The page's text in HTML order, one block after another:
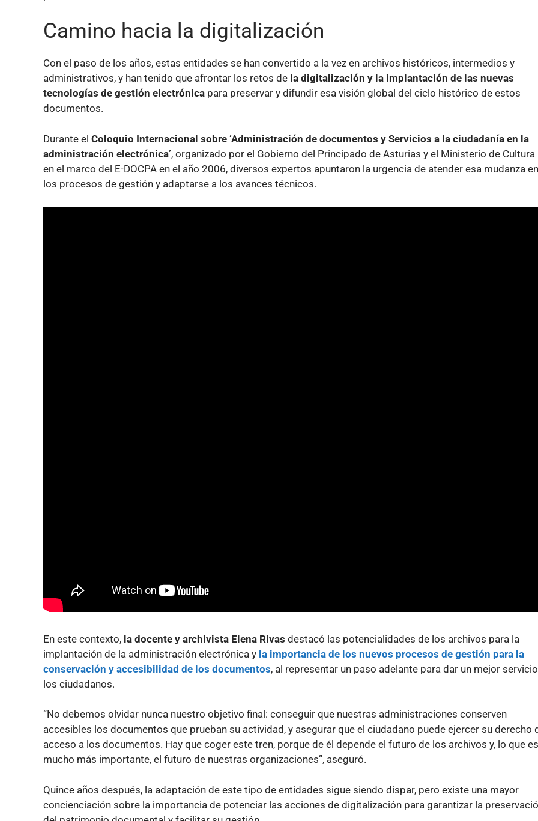
Camino hacia la digitalización
Con el paso de los años, estas entidades se han convertido a la vez en archivos históricos, intermedios y
administrativos, y han tenido que afrontar los retos de la digitalización y la implantación de las nuevas
tecnologías de gestión electrónica para preservar y difundir esa visión global del ciclo histórico de estos
documentos.
Durante el Coloquio Internacional sobre ‘Administración de documentos y Servicios a la ciudadanía en la
administración electrónica’, organizado por el Gobierno del Principado de Asturias y el Ministerio de Cultura
en el marco del E-DOCPA en el año 2006, diversos expertos apuntaron la urgencia de atender esa mudanza en
los procesos de gestión y adaptarse a los avances técnicos.
En este contexto, la docente y archivista Elena Rivas destacó las potencialidades de los archivos para la
implantación de la administración electrónica y la importancia de los nuevos procesos de gestión para la
conservación y accesibilidad de los documentos, al representar un paso adelante para dar un mejor
los ciudadanos.
“No debemos olvidar nunca nuestro objetivo final: conseguir que nuestras administraciones conserven
accesibles los documentos que prueban su actividad, y asegurar que el ciudadano puede ejercer su derecho
acceso a los documentos. Hay que coger este tren, porque de él depende el futuro de los archivos y, lo que es
mucho más importante, el futuro de nuestras organizaciones”, aseguró.
Quince años después, la adaptación de este tipo de entidades sigue siendo dispar, pero existe una mayor
concienciación sobre la importancia de potenciar las acciones de digitalización para garantizar la